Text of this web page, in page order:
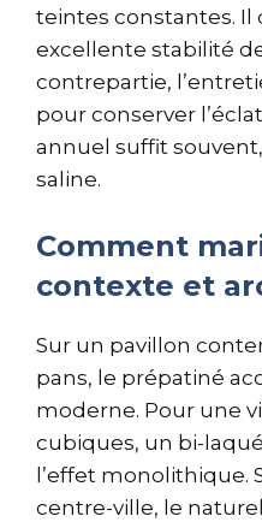
teintes constantes. Il
excellente stabilité
contrepartie,
pour conserver
annuel suffit
saline.
Comment
contexte et
Sur un pavillon
pans, le prépatiné
moderne. Pour une
cubiques, un bi-
l’effet monolithique.
centre-ville, le